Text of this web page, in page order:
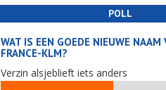
POLL
WAT IS EEN GOEDE NIEUWE NAAM
FRANCE-KLM?
Verzin alsjeblieft iets anders